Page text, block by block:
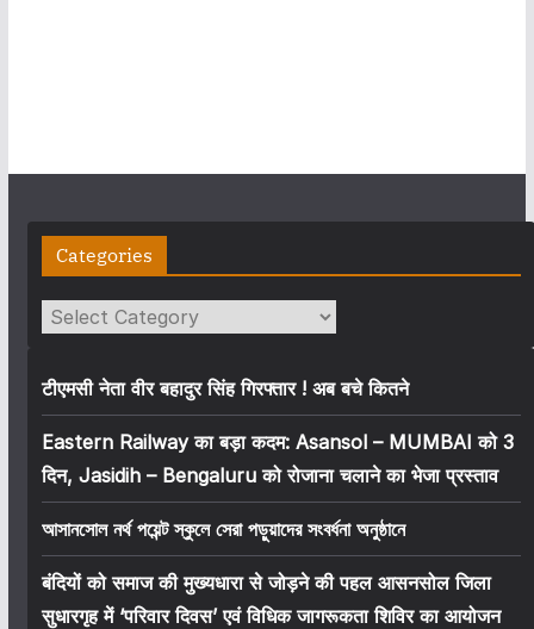
Categories
Categories
टीएमसी नेता वीर बहादुर सिंह गिरफ्तार ! अब बचे कितने
Eastern Railway का बड़ा कदम: Asansol – MUMBAI को 3
दिन, Jasidih – Bengaluru को रोजाना चलाने का भेजा प्रस्ताव
আসানসোল নর্থ পয়েন্ট স্কুলে সেরা পড়ুয়াদের সংবর্ধনা অনুষ্ঠানে
बंदियों को समाज की मुख्यधारा से जोड़ने की पहल आसनसोल जिला
सुधारगृह में ‘परिवार दिवस’ एवं विधिक जागरूकता शिविर का आयोजन